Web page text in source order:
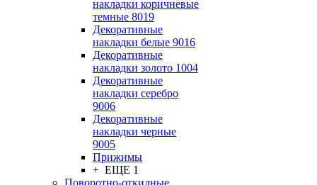
накладки коричневые
темные 8019
Декоративные
накладки белые 9016
Декоративные
накладки золото 1004
Декоративные
накладки серебро
9006
Декоративные
накладки черные
9005
Прижимы
+ ЕЩЕ 1
Поворотно-откидные